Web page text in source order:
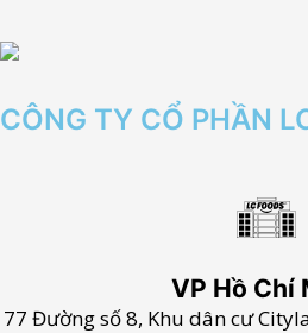
CÔNG TY CỔ PHẦN
VP Hồ Chí
77 Đường số 8, Khu dân cư